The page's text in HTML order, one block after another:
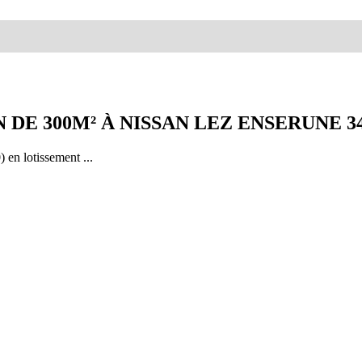
300M² À NISSAN LEZ ENSERUNE
en lotissement ...